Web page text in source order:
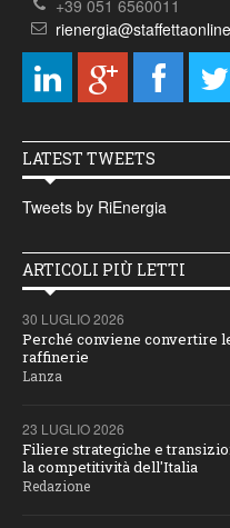
+39 051 6560011
LATEST TWEETS
Tweets by RiEnergia
ARTICOLI PIÙ LETTI
30 LUGLIO 2026
Perché conviene convertire
raffinerie
Lanza
23 LUGLIO 2026
Filiere strategiche e
la competitività dell'Italia
Redazione